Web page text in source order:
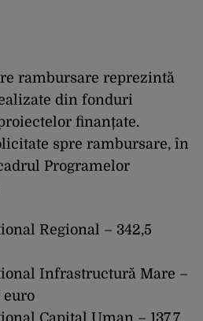
rambursare reprezintă
din fonduri
finanțate.
spre rambursare, în
Programelor
Regional – 342,5
Infrastructură Mare –
euro
Capital Uman – 137,7